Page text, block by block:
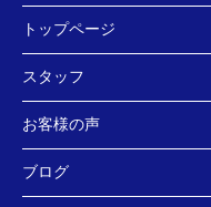
トップページ
スタッフ
お客様の声
ブログ